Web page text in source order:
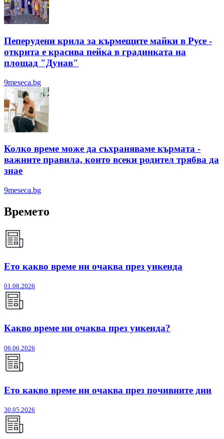
Пеперудени крила за кърмещите майки в Русе -
открита е красива пейка в градинката на
площад "Дунав"
9meseca.bg
Колко време може да съхраняваме кърмата -
важните правила, които всеки родител трябва да
знае
9meseca.bg
Времето
Ето какво време ни очаква през уикенда
01.08.2026
Какво време ни очаква през уикенда?
06.06.2026
Ето какво време ни очаква през почивните дни
30.05.2026